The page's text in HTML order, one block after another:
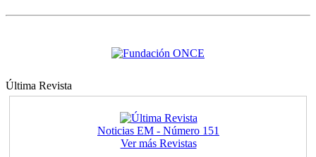
Última Revista
Noticias EM - Número 151
Ver más Revistas